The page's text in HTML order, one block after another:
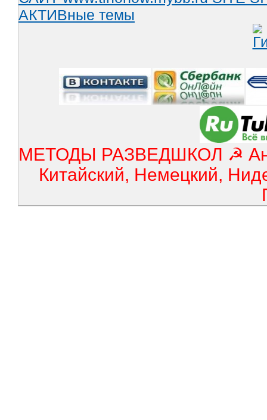
АКТИВные темы
МЕТОДЫ РАЗВЕДШКОЛ ☭
Китайский, Немецкий,